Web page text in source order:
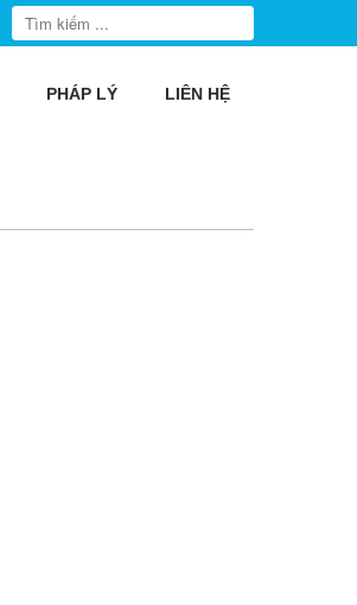
PHÁP LÝ LIÊN HỆ